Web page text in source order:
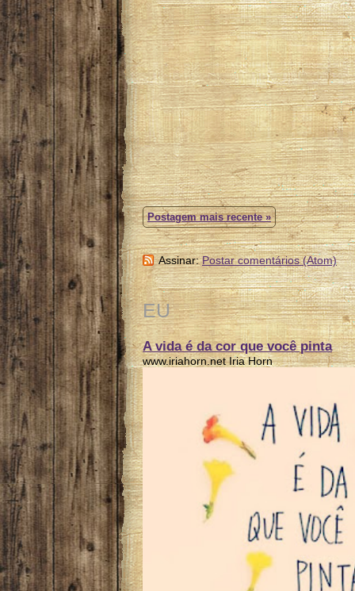
Postagem mais recente »
Assinar:Postar comentários (Atom)
EU
A vida é da cor que você pinta
www.iriahorn.net Iria Horn